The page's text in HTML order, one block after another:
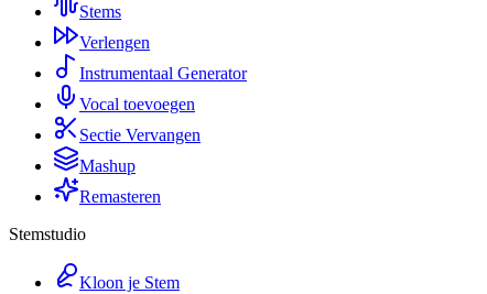
Stems
Verlengen
Instrumentaal Generator
Vocal toevoegen
Sectie Vervangen
Mashup
Remasteren
Stemstudio
Kloon je Stem